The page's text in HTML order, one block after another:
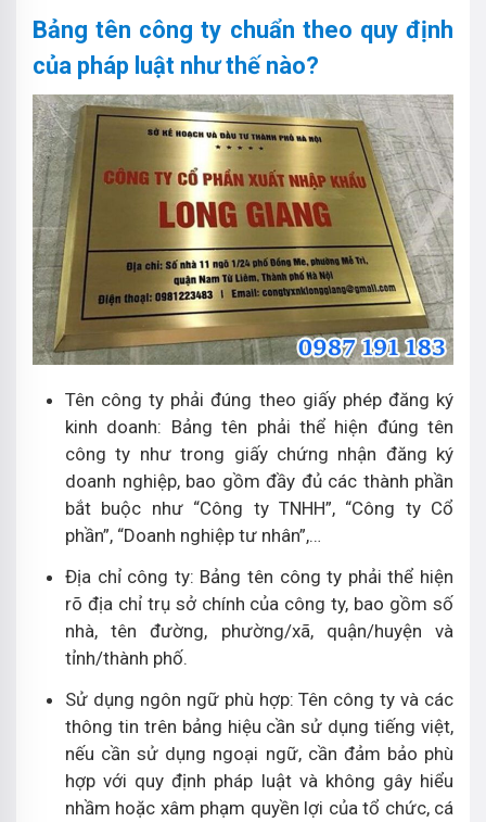
Bảng tên công ty chuẩn theo quy định
của pháp luật như thế nào?
Tên công ty phải đúng theo giấy phép đăng ký
kinh doanh: Bảng tên phải thể hiện đúng tên
công ty như trong giấy chứng nhận đăng ký
doanh nghiệp, bao gồm đầy đủ các thành phần
bắt buộc như “Công ty TNHH”, “Công ty Cổ
phần”, “Doanh nghiệp tư nhân”,…
Địa chỉ công ty: Bảng tên công ty phải thể hiện
rõ địa chỉ trụ sở chính của công ty, bao gồm số
nhà, tên đường, phường/xã, quận/huyện và
tỉnh/thành phố.
Sử dụng ngôn ngữ phù hợp: Tên công ty và các
thông tin trên bảng hiệu cần sử dụng tiếng việt,
nếu cần sử dụng ngoại ngữ, cần đảm bảo phù
hợp với quy định pháp luật và không gây hiểu
nhầm hoặc xâm phạm quyền lợi của tổ chức, cá